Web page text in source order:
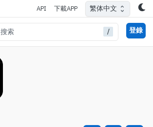
API 下載APP 繁体中文
搜索 / 登錄